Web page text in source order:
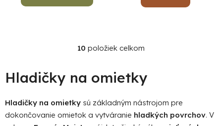
O
l
á
a
c
10 položiek celkom
Hladičky na omietky
Hladičky na omietky sú základným nástrojom pre
dokončovanie omietok a vytváranie hladkých povrchov. V